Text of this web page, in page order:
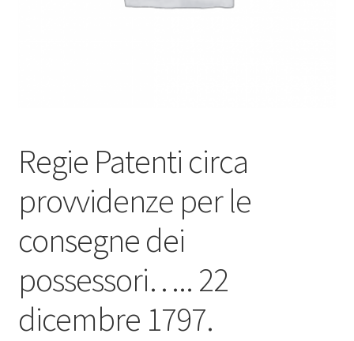
Regie Patenti circa
provvidenze per le
consegne dei
possessori….. 22
dicembre 1797.